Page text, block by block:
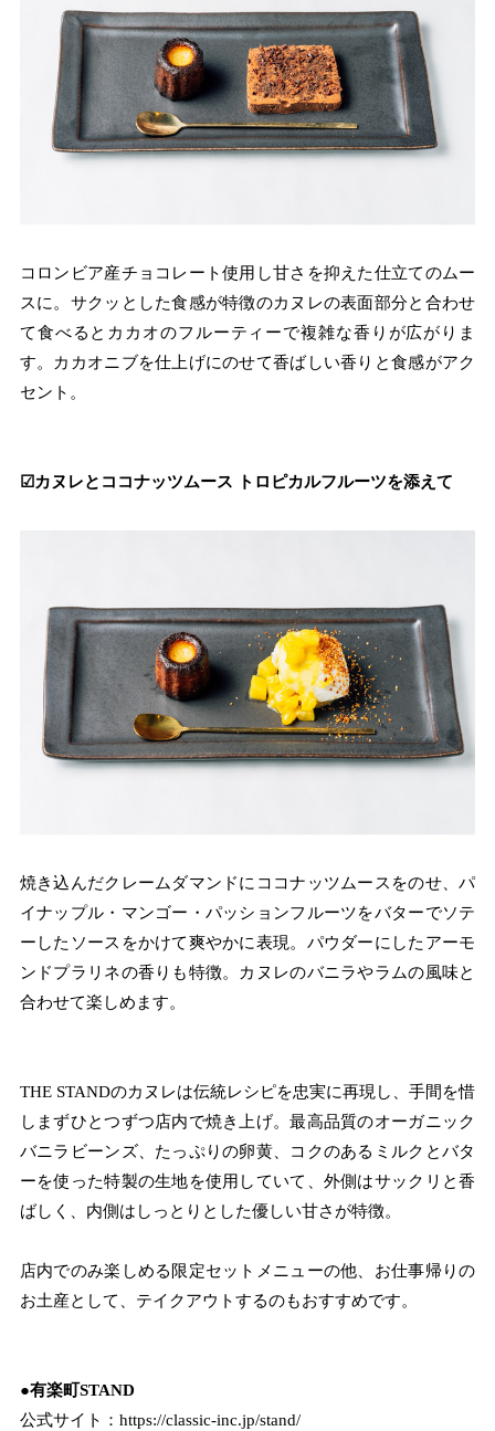
コロンビア産チョコレート使用し甘さを抑えた仕立てのムー
スに。サクッとした食感が特徴のカヌレの表面部分と合わせ
て食べるとカカオのフルーティーで複雑な香りが広がりま
す。カカオニブを仕上げにのせて香ばしい香りと食感がアク
セント。
☑︎カヌレとココナッツムース トロピカルフルーツを添えて
焼き込んだクレームダマンドにココナッツムースをのせ、パ
イナップル・マンゴー・パッションフルーツをバターでソテ
ーしたソースをかけて爽やかに表現。パウダーにしたアーモ
ンドプラリネの香りも特徴。カヌレのバニラやラムの風味と
合わせて楽しめます。
THE STANDのカヌレは伝統レシピを忠実に再現し、手間を惜
しまずひとつずつ店内で焼き上げ。最高品質のオーガニック
バニラビーンズ、たっぷりの卵黄、コクのあるミルクとバタ
ーを使った特製の生地を使用していて、外側はサックリと香
ばしく、内側はしっとりとした優しい甘さが特徴。
店内でのみ楽しめる限定セットメニューの他、お仕事帰りの
お土産として、テイクアウトするのもおすすめです。
●有楽町STAND
公式サイト： https://classic-inc.jp/stand/